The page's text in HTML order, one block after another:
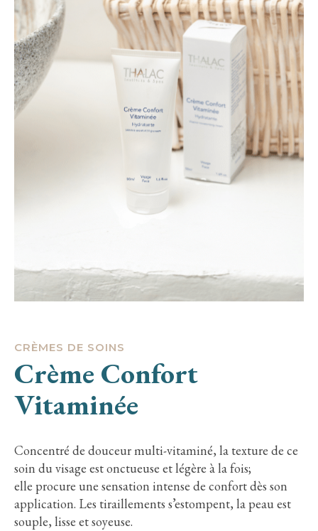
CRÈMES DE SOINS
Crème Confort
Vitaminée
Concentré de douceur multi-vitaminé, la texture de ce
soin du visage est onctueuse et légère à la fois;
elle procure une sensation intense de confort dès son
application. Les tiraillements s’estompent, la peau est
souple, lisse et soyeuse.